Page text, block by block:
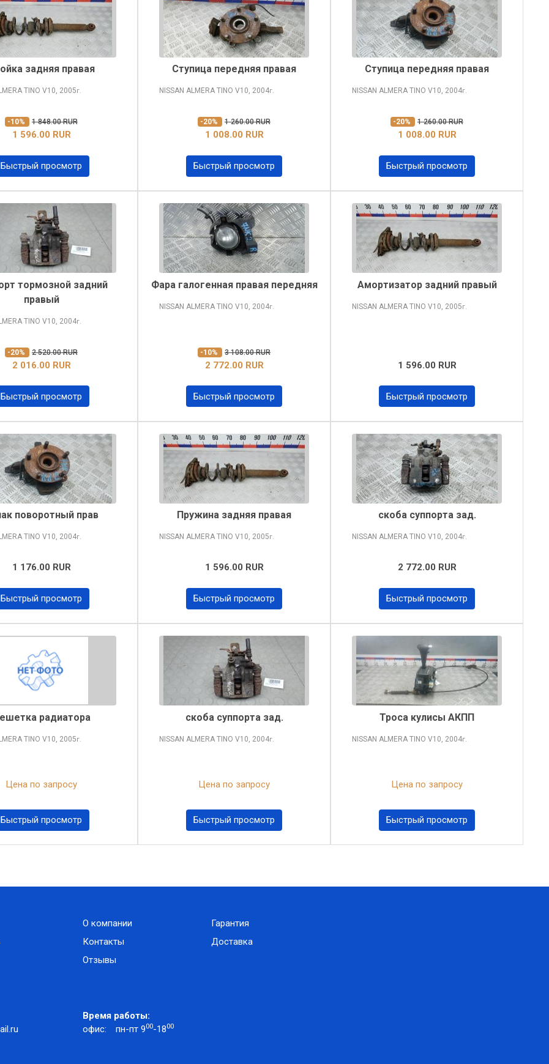
задняя правая
TINO V10, 2005г.
-10% 1 848.00 RUR
1 596.00 RUR
Быстрый просмотр
Ступица передняя правая
NISSAN ALMERA TINO V10, 2004г.
-20% 1 260.00 RUR
1 008.00 RUR
Быстрый просмотр
Ступица передняя правая
NISSAN ALMERA TINO V10, 2004г.
-20% 1 260.00 RUR
1 008.00 RUR
Быстрый просмотр
тормозной задний
правый
TINO V10, 2004г.
-20% 2 520.00 RUR
2 016.00 RUR
Быстрый просмотр
Фара галогенная правая передняя
NISSAN ALMERA TINO V10, 2004г.
-10% 3 108.00 RUR
2 772.00 RUR
Быстрый просмотр
Амортизатор задний правый
NISSAN ALMERA TINO V10, 2005г.
1 596.00 RUR
Быстрый просмотр
поворотный прав
TINO V10, 2004г.
1 176.00 RUR
Быстрый просмотр
Пружина задняя правая
NISSAN ALMERA TINO V10, 2005г.
1 596.00 RUR
Быстрый просмотр
скоба суппорта зад.
NISSAN ALMERA TINO V10, 2004г.
2 772.00 RUR
Быстрый просмотр
радиатора
TINO V10, 2005г.
Цена по запросу
Быстрый просмотр
скоба суппорта зад.
NISSAN ALMERA TINO V10, 2004г.
Цена по запросу
Быстрый просмотр
Троса кулисы АКПП
NISSAN ALMERA TINO V10, 2004г.
Цена по запросу
Быстрый просмотр
О компании
Контакты
Отзывы
Гарантия
Доставка
Время работы:
офис:
пн-пт 900-1800